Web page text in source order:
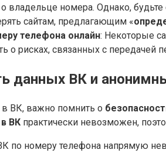
владельце номера. Однако,
сайтам, предлагающим «
телефона онлайн: Некоторые
о рисках, связанных с передачей
данных ВК и
ВК, важно помнить о
ВК практически невозможен,
по номеру телефона напрямую